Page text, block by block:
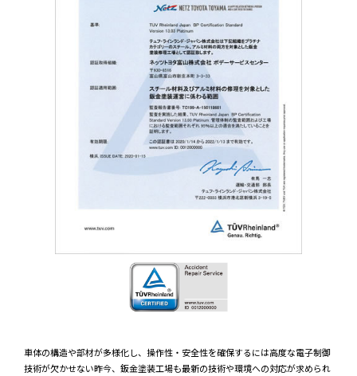
車体の構造や部材が多様化し、操作性・安全性を確保するには高度な電子制御
技術が欠かせない昨今、鈑金塗装工場も最新の技術や環境への対応が求められ